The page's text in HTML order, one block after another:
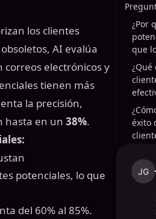
los clientes
AI evalúa
correos electrónicos y
tienen más
la precisión,
hasta en un 38%.
potenciales, lo que
del 60% al 85%.
¿Por
que
éxito
JG